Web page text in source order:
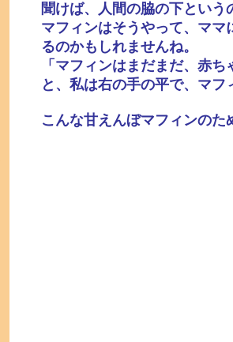
聞けば、人間の脇の下とい
マフィンはそうやって、マ
るのかもしれませんね。
「マフィンはまだまだ、赤ち
と、私は右の手の平で、マ
こんな甘えんぼマフィンの